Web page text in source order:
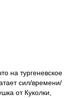
на тургеневское
сил/времени/
от Куколки,